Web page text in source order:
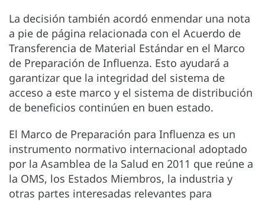
La decisión también acordó enmendar una nota
a pie de página relacionada con el Acuerdo de
Transferencia de Material Estándar en el Marco
de Preparación de Influenza. Esto ayudará a
garantizar que la integridad del sistema de
acceso a este marco y el sistema de distribución
de beneficios continúen en buen estado.
El Marco de Preparación para Influenza es un
instrumento normativo internacional adoptado
por la Asamblea de la Salud en 2011 que reúne a
la OMS, los Estados Miembros, la industria y
otras partes interesadas relevantes para